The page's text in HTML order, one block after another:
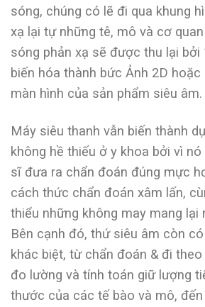
sóng, chúng có lẽ đi qua khung
xạ lại tự những tê, mô và cơ
sóng phản xạ sẽ được thu lại bởi
biến hóa thành bức Ảnh 2D hoặc
màn hình của sản phẩm siêu âm.
Máy siêu thanh vẫn biến thành
không hề thiếu ở y khoa bởi vì
sĩ đưa ra chẩn đoán đúng mực
cách thức chẩn đoán xâm lấn,
thiểu những không may mang lại
Bên cạnh đó, thứ siêu âm còn
khác biệt, từ chẩn đoán & đi
đo lường và tính toán giữ lượng
thước của các tế bào và mô,